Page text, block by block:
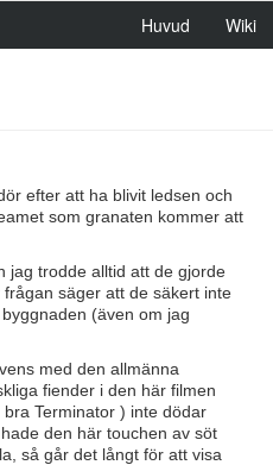
Huvud Wiki
efter att ha blivit ledsen och
som granaten kommer att
jag trodde alltid att de gjorde
säger att de säkert inte
(även om jag
med den allmänna
fiender i den här filmen
Terminator ) inte dödar
den här touchen av söt
så går det långt för att visa